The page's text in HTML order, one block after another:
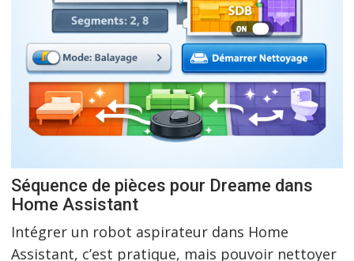
Séquence de pièces pour Dreame dans
Home Assistant
Intégrer un robot aspirateur dans Home
Assistant, c’est pratique, mais pouvoir nettoyer